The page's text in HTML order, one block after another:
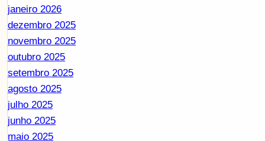
janeiro 2026
dezembro 2025
novembro 2025
outubro 2025
setembro 2025
agosto 2025
julho 2025
junho 2025
maio 2025